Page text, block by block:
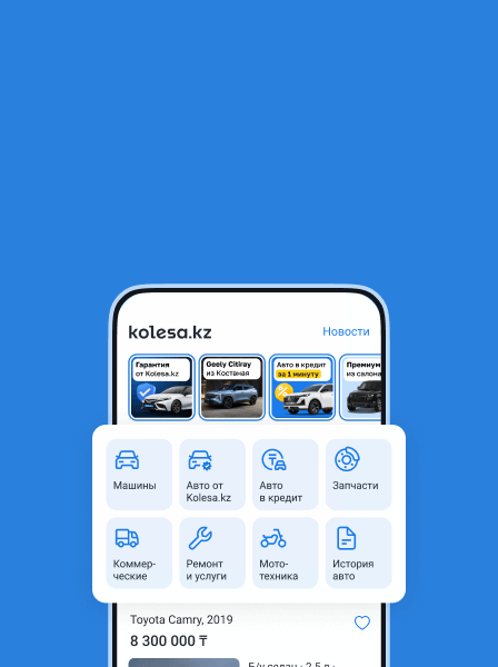
Астана, Акмолинская
область
Новая
Код запчасти
2803101XKZ0YA
Комментарий продавца